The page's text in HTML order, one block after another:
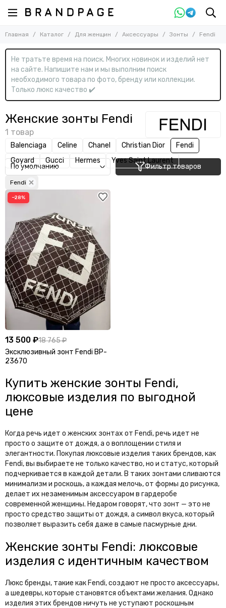
Назад
Для женщин
Смотреть все товары
Одежда
Обувь
Сумки
Аксессуары
Назад
Аксессуары
Смотреть все товары
Бейсболки и кепки
Брелоки
Зонты
Козырьки
Колготки
Комплекты
Меховые наушники
Носки
Очки
Панамы
Перчатки
Платки
Часы
Шапки
Шарфы
Шляпы
Главная Каталог Для женщин Аксессуары Зонты Fendi
Не тратьте время на поиск. Многих новинок и изделий нет
на сайте. Напишите нам и мы выполним поиск
необходимого товара по фото, бренду или коллекции.
Только люкс качество ✔️
Женские зонты Fendi
Balenciaga Celine Chanel Christian Dior
Fendi
Goyard
Gucci Hermes Yves Saint Laurent
Фильтр товаров
Fendi
−28%
13 500 ₽18 765 ₽
Эксклюзивный зонт Fendi BP-
23670
Купить женские зонты Fendi,
люксовые изделия по выгодной
цене
Когда речь идет о женских зонтах от Fendi, речь идет не
просто о защите от дождя, а о воплощении стиля и
элегантности. Покупая люксовые изделия таких брендов, как
Fendi, вы выбираете не только качество, но и статус, который
подчеркивается в каждой детали. В таких зонтами сливаются
минимализм и роскошь, а каждая мелочь, от формы до рисунка,
делает их незаменимым аксессуаром в гардеробе
современной женщины. Недаром говорят, что зонт — это не
просто средство защиты от дождя, а символ вкуса, который
позволяет выразить себя даже в самые пасмурные дни.
Женские зонты Fendi: люксовые
изделия с идентичным качеством
Люкс бренды, такие как Fendi, создают не просто аксессуары,
а шедевры, которые становятся объектами желания. Однако
изделия этих брендов ничуть не уступают роскошным